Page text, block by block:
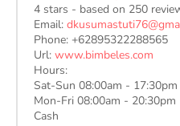
4stars - based on 250
Email:
Phone: +62895322288565
Url: www.bimbeles.com
Hours:
Sat-Sun 08:00am - 17:30pm
Mon-Fri 08:00am - 20:30pm
Cash